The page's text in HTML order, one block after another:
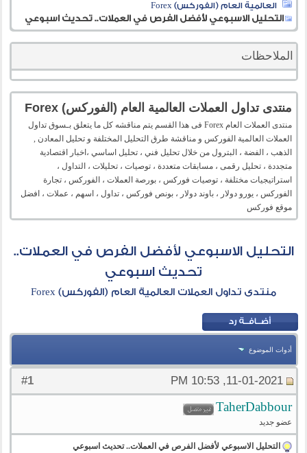
العالمية العام (الفوركس) Forex
التحليل الاسبوعي لأفضل الفرص في العملات.. تحديث اسبوعي
الملاحظات
منتدى تداول العملات العالمية العام (الفوركس) Forex
منتدى العملات العام Forex فى هذا القسم يتم مناقشه كل ما يتعلق بـسوق تداول
العملات العالمية الفوركس و مناقشة طرق التحليل المختلفة و تحليل المعادن ,
الذهب ، الفضة ، البترول من خلال تحليل فني ، تحليل اساسي ،اخبار اقتصادية
متجددة ، تحليل رقمى ، مسابقات متعددة ، توصيات ، تحليلات ، التداول ،
استراتيجيات مختلفة ، توصيات فوركس ، بورصة العملات ، الفوركس ، تجارة
الفوركس ، يورو دولار ، باوند دولار ، بونص فوركس ، تداول ، اسهم ، عملات ، افضل
موقع فوركس
التحليل الاسبوعي لأفضل الفرص في العملات..
تحديث اسبوعي
منتدى تداول العملات العالمية العام (الفوركس) Forex
أدوات الموضوع
#
1 11-01-2021, 10:53 PM
TaherDabbour
عضو جديد
التحليل الاسبوعي لأفضل الفرص في العملات.. تحديث اسبوعي